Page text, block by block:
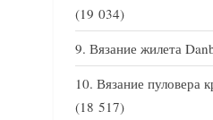
(19 034)
Вязание жилета
Вязание пуловера
(18 517)